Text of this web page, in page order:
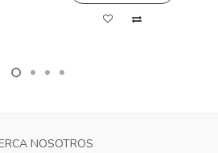
NOSOTROS